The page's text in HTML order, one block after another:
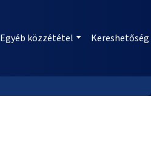
Egyéb közzététel Kereshetőség